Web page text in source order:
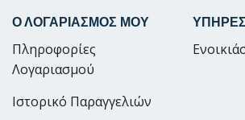
Ο ΛΟΓΑΡΙΑΣΜΟΣ ΜΟΥ
Πληροφορίες
Λογαριασμού
Ιστορικό Παραγγελιών